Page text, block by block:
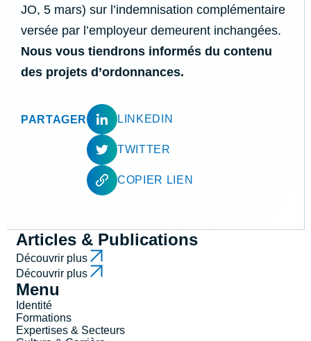
JO, 5 mars) sur l’indemnisation complémentaire
versée par l’employeur demeurent inchangées.
Nous vous tiendrons informés du contenu
des projets d’ordonnances.
PARTAGER LINKEDIN
TWITTER
COPIER LIEN
Articles & Publications
Découvrir plus
Découvrir plus
Menu
Identité
Formations
Expertises & Secteurs